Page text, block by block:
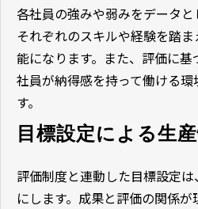
各社員の強みや弱みをデータと
それぞれのスキルや経験を踏
能になります。また、評価に基
社員が納得感を持って働ける
す。
目標設定による生
評価制度と連動した目標設定
にします。成果と評価の関係